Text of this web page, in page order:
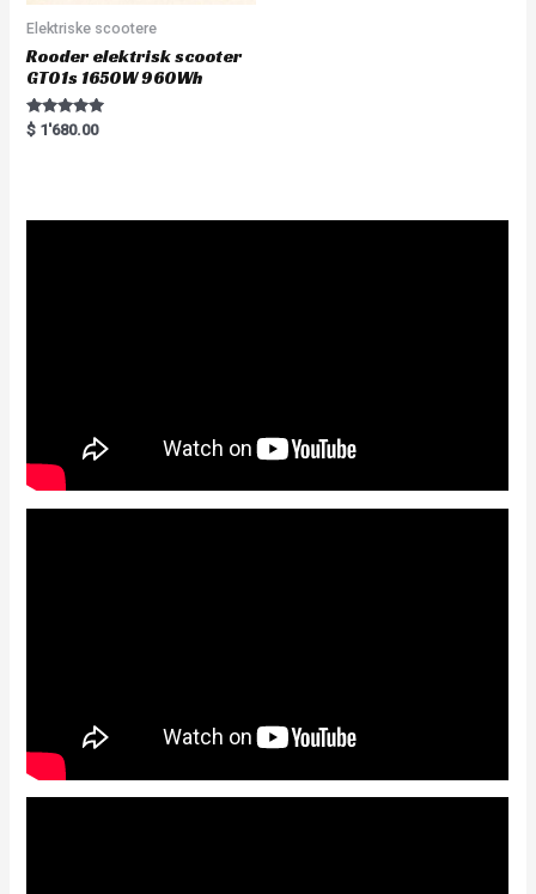
Elektriske scootere
Rooder elektrisk scooter
GT01s 1650W 960Wh
Rated
5.00
$ 1'680.00